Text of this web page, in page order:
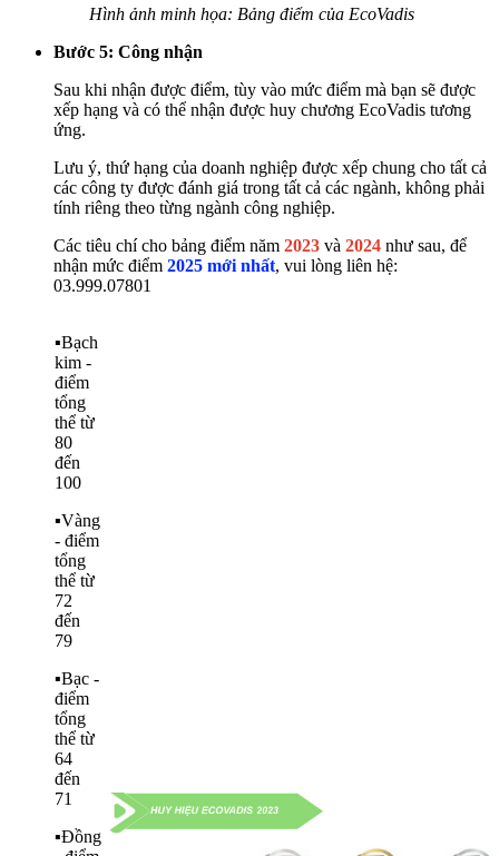
Hình ảnh minh họa: Bảng điểm của EcoVadis
Bước 5: Công nhận
Sau khi nhận được điểm, tùy vào mức điểm mà bạn sẽ được
xếp hạng và có thể nhận được huy chương EcoVadis tương
ứng.
Lưu ý, thứ hạng của doanh nghiệp được xếp chung cho tất cả
các công ty được đánh giá trong tất cả các ngành, không phải
tính riêng theo từng ngành công nghiệp.
Các tiêu chí cho bảng điểm năm 2023 và 2024 như sau, để
nhận mức điểm 2025 mới nhất, vui lòng liên hệ:
03.999.07801
▪️Bạch
kim -
điểm
tổng
thể từ
80
đến
100
▪️Vàng
- điểm
tổng
thể từ
72
đến
79
▪️Bạc -
điểm
tổng
thể từ
64
đến
71
▪️Đồng